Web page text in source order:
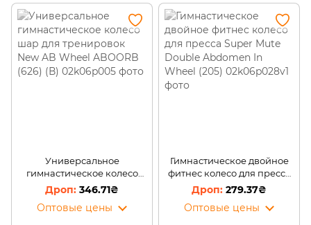
Универсальное
гимнастическое колесо
шар для тренировок New
AB Wheel ABOORB (626) (В)
346.71₴
Оптовые цены
Гимнастическое двойное
фитнес колесо для пресса
Super Mute Double
Abdomen In Wheel (205)
279.37₴
Оптовые цены